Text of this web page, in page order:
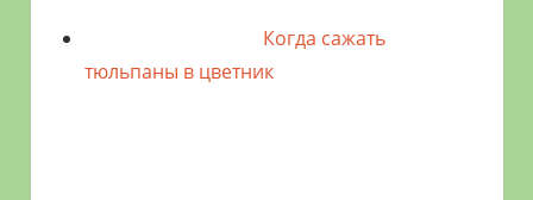
Когда сажать
тюльпаны в цветник